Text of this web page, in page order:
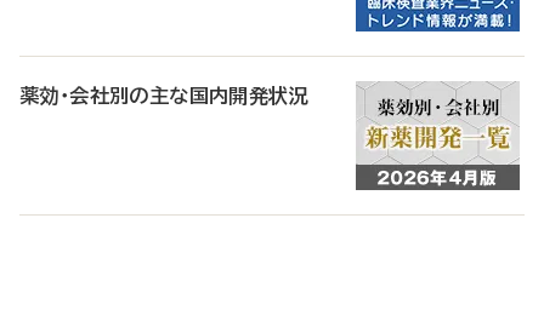
薬効・会社別の主な国内開発状況